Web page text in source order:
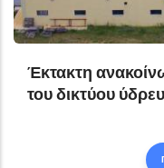
Έκτακτη
του δικτύου